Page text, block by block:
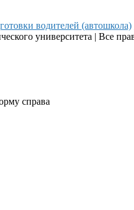
водителей (автошкола)
университета | Все
справа